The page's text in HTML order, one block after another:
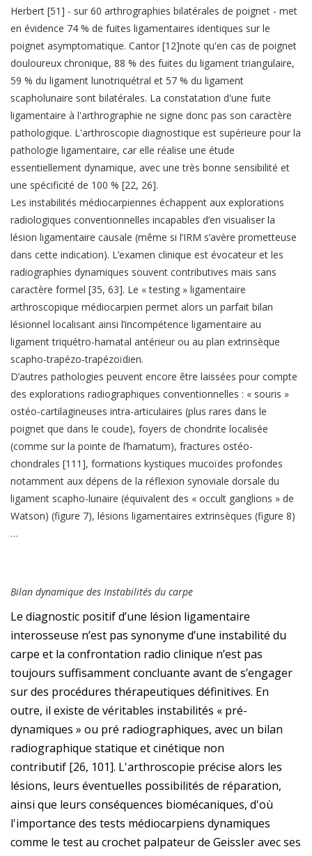
Herbert [51] - sur 60 arthrographies bilatérales de poignet - met
en évidence 74 % de fuites ligamentaires identiques sur le
poignet asymptomatique. Cantor [12]note qu'en cas de poignet
douloureux chronique, 88 % des fuites du ligament triangulaire,
59 % du ligament lunotriquétral et 57 % du ligament
scapholunaire sont bilatérales. La constatation d'une fuite
ligamentaire à l'arthrographie ne signe donc pas son caractère
pathologique. L'arthroscopie diagnostique est supérieure pour la
pathologie ligamentaire, car elle réalise une étude
essentiellement dynamique, avec une très bonne sensibilité et
une spécificité de 100 % [22, 26].
Les instabilités médiocarpiennes échappent aux explorations
radiologiques conventionnelles incapables d’en visualiser la
lésion ligamentaire causale (même si l’IRM s’avère prometteuse
dans cette indication). L’examen clinique est évocateur et les
radiographies dynamiques souvent contributives mais sans
caractère formel [35, 63]. Le « testing » ligamentaire
arthroscopique médiocarpien permet alors un parfait bilan
lésionnel localisant ainsi l’incompétence ligamentaire au
ligament triquétro-hamatal antérieur ou au plan extrinsèque
scapho-trapézo-trapézoïdien.
D’autres pathologies peuvent encore être laissées pour compte
des explorations radiographiques conventionnelles : « souris »
ostéo-cartilagineuses intra-articulaires (plus rares dans le
poignet que dans le coude), foyers de chondrite localisée
(comme sur la pointe de l’hamatum), fractures ostéo-
chondrales [111], formations kystiques mucoïdes profondes
notamment aux dépens de la réflexion synoviale dorsale du
ligament scapho-lunaire (équivalent des « occult ganglions » de
Watson) (figure 7), lésions ligamentaires extrinsèques (figure 8)
…
Bilan dynamique des Instabilités du carpe
Le diagnostic positif d’une lésion ligamentaire
interosseuse n’est pas synonyme d’une instabilité du
carpe et la confrontation radio clinique n’est pas
toujours suffisamment concluante avant de s’engager
sur des procédures thérapeutiques définitives. En
outre, il existe de véritables instabilités « pré-
dynamiques » ou pré radiographiques, avec un bilan
radiographique statique et cinétique non
contributif [26, 101]. L'arthroscopie précise alors les
lésions, leurs éventuelles possibilités de réparation,
ainsi que leurs conséquences biomécaniques, d'où
l'importance des tests médiocarpiens dynamiques
comme le test au crochet palpateur de Geissler avec ses